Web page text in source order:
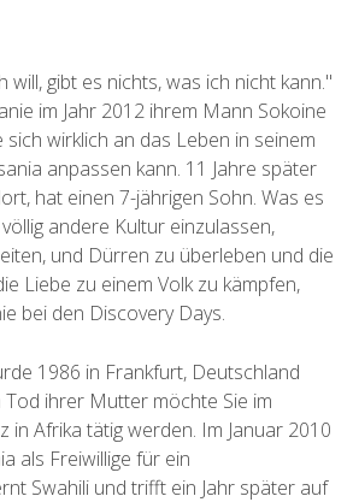
will, gibt es nichts, was ich nicht kann."
im Jahr 2012 ihrem Mann Sokoine
sich wirklich an das Leben in seinem
anpassen kann. 11 Jahre später
hat einen 7-jährigen Sohn. Was es
andere Kultur einzulassen,
und Dürren zu überleben und die
Liebe zu einem Volk zu kämpfen,
bei den Discovery Days.
1986 in Frankfurt, Deutschland
ihrer Mutter möchte Sie im
in Afrika tätig werden. Im Januar 2010
als Freiwillige für ein
Swahili und trifft ein Jahr später auf